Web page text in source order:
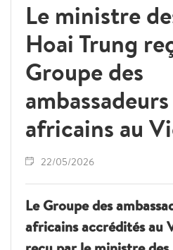
Le ministre
Hoai Trung
Groupe des
africains au
22/05/2026
Le Groupe des
africains accrédités au